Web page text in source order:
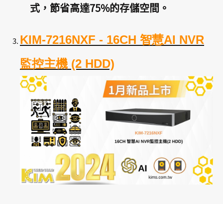
式，節省高達75%的存儲空間。
KIM-7216NXF - 16CH 智慧AI NVR
監控主機 (2 HDD)